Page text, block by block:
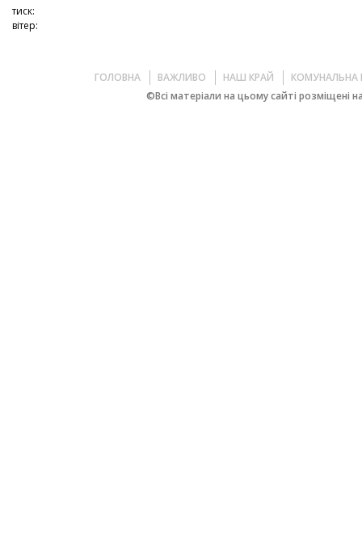
тиск:
вітер:
ГОЛОВНА ВАЖЛИВО НАШ КРАЙ
КОМУНАЛЬНА
©Всі матеріали на цьому сайті розміщені